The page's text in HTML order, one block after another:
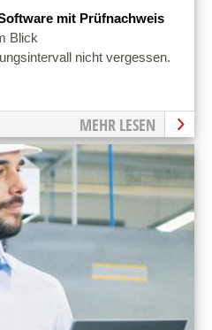
mit Prüfnachweis
Blick
nicht vergessen.
MEHR LESEN